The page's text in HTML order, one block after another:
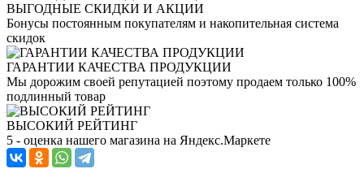
ВЫГОДНЫЕ СКИДКИ И АКЦИИ
Бонусы постоянным покупателям и накопительная система
скидок
ГАРАНТИИ КАЧЕСТВА ПРОДУКЦИИ
Мы дорожим своей репутацией поэтому продаем только 100%
подлинный товар
ВЫСОКИЙ РЕЙТИНГ
5 - оценка нашего магазина на Яндекс.Маркете